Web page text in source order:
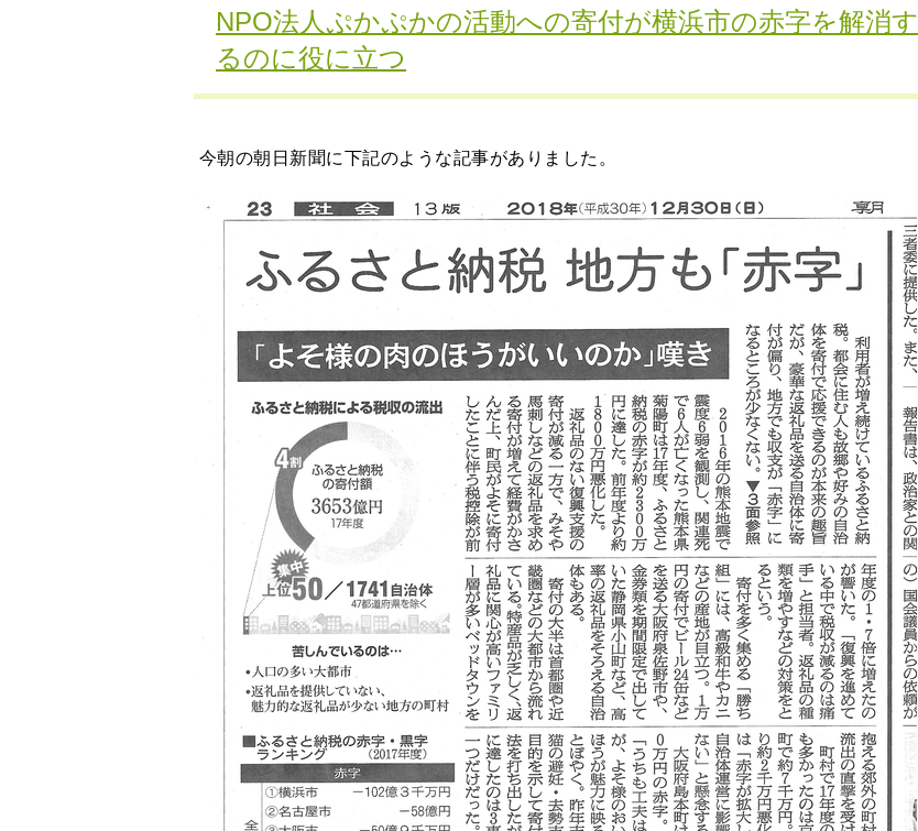
NPO法人ぷかぷかの活動への寄付が横浜市の赤字を解消す
るのに役に立つ
今朝の朝日新聞に下記のような記事がありました。